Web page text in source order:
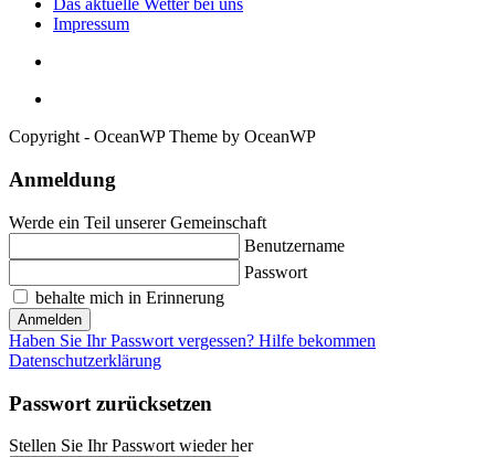
Das aktuelle Wetter bei uns
Impressum
Copyright - OceanWP Theme by OceanWP
Anmeldung
Werde ein Teil unserer Gemeinschaft
Benutzername
Passwort
behalte mich in Erinnerung
Anmelden
Haben Sie Ihr Passwort vergessen? Hilfe bekommen
Datenschutzerklärung
Passwort zurücksetzen
Stellen Sie Ihr Passwort wieder her